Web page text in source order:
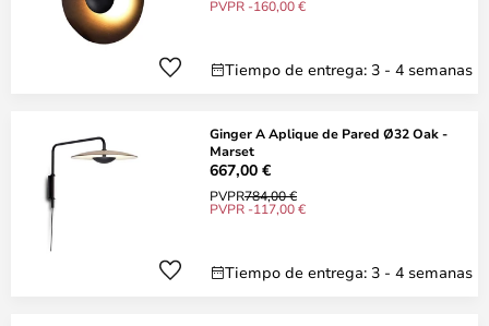
PVPR -160,00 €
Tiempo de entrega: 3 - 4 semanas
Ginger A Aplique de Pared Ø32 Oak -
Marset
667,00 €
PVPR784,00 €
PVPR -117,00 €
Tiempo de entrega: 3 - 4 semanas